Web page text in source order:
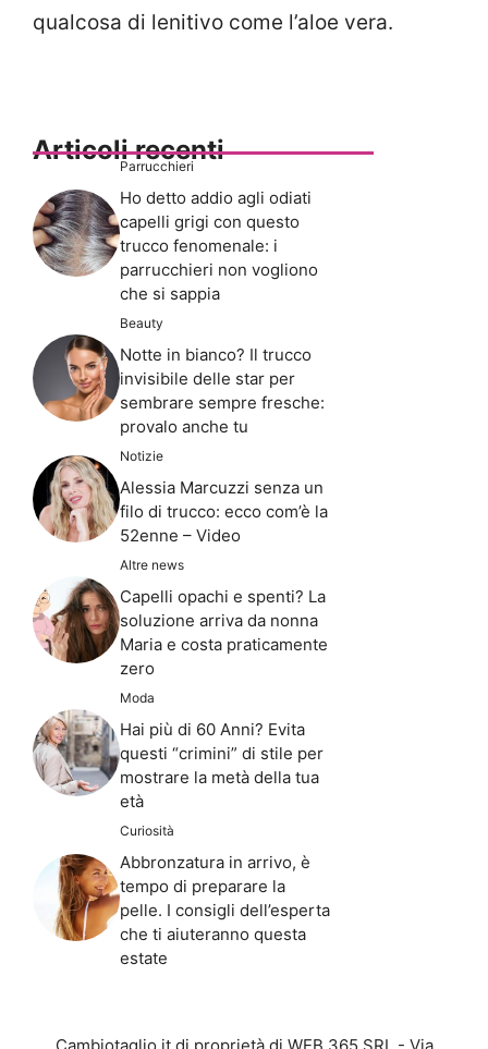
qualcosa di lenitivo come l’aloe vera.
Articoli recenti
Parrucchieri
Ho detto addio agli odiati
capelli grigi con questo
trucco fenomenale: i
parrucchieri non vogliono
che si sappia
Beauty
Notte in bianco? Il trucco
invisibile delle star per
sembrare sempre fresche:
provalo anche tu
Notizie
Alessia Marcuzzi senza un
filo di trucco: ecco com’è la
52enne – Video
Altre news
Capelli opachi e spenti? La
soluzione arriva da nonna
Maria e costa praticamente
zero
Moda
Hai più di 60 Anni? Evita
questi “crimini” di stile per
mostrare la metà della tua
età
Curiosità
Abbronzatura in arrivo, è
tempo di preparare la
pelle. I consigli dell’esperta
che ti aiuteranno questa
estate